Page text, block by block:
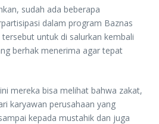
sudah ada beberapa
dalam program Baznas
untuk di salurkan kembali
berhak menerima agar tepat
mereka bisa melihat bahwa zakat,
karyawan perusahaan yang
kepada mustahik dan juga